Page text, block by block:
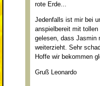
rote Erde...
Jedenfalls ist mir bei
anspielbereit mit
gelesen, dass Jasmin
weiterzieht. Sehr
Hoffe wir bekommen
Gruß Leonardo